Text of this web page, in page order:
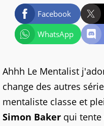
Facebook
WhatsApp
Ahhh Le Mentalist
change des autres
mentaliste classe et
Simon Baker qui tente